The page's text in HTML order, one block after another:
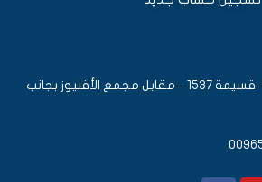
الكويت – الري -قطعة 1 – قسيمة 1537 – مقابل مجمع الأفنيوز بجانب